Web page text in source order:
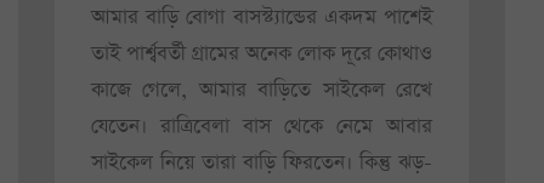
আমার বাড়ি বোগা বাসস্ট্যান্ডের একদম পাশেই
তাই পার্শ্ববর্তী গ্রামের অনেক লোক দূরে কোথাও
কাজে গেলে, আমার বাড়িতে সাইকেল রেখে
যেতেন। রাত্রিবেলা বাস থেকে নেমে আবার
সাইকেল নিয়ে তারা বাড়ি ফিরতেন। কিন্তু ঝড়-